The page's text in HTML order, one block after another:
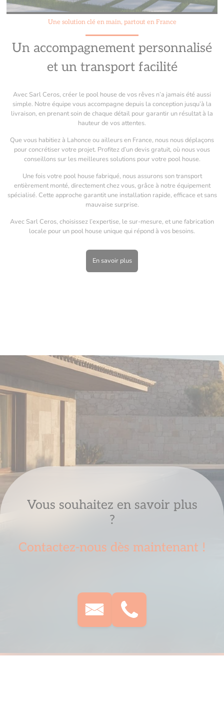
Une solution clé en main, partout en France
Un accompagnement personnalisé
et un transport facilité
Avec Sarl Ceros, créer le pool house de vos rêves n’a jamais été aussi
simple. Notre équipe vous accompagne depuis la conception jusqu’à la
livraison, en prenant soin de chaque détail pour garantir un résultat à la
hauteur de vos attentes.
Que vous habitiez à Lahonce ou ailleurs en France, nous nous déplaçons
pour concrétiser votre projet. Profitez d’un devis gratuit, où nous vous
conseillons sur les meilleures solutions pour votre pool house.
Une fois votre pool house fabriqué, nous assurons son transport
entièrement monté, directement chez vous, grâce à notre équipement
spécialisé. Cette approche garantit une installation rapide, efficace et sans
mauvaise surprise.
Avec Sarl Ceros, choisissez l’expertise, le sur-mesure, et une fabrication
locale pour un pool house unique qui répond à vos besoins.
En savoir plus
Vous souhaitez en savoir plus
?
Contactez-nous dès maintenant !